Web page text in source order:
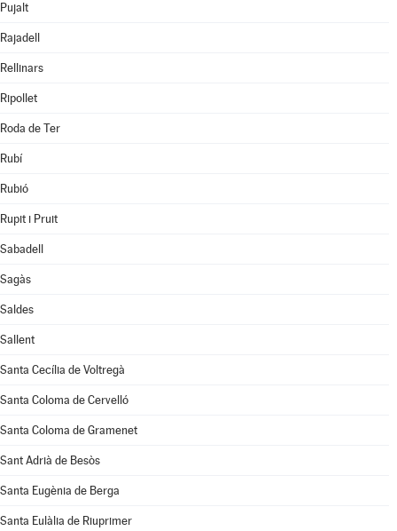
Pujalt
Rajadell
Rellinars
Ripollet
Roda de Ter
Rubí
Rubió
Rupit i Pruit
Sabadell
Sagàs
Saldes
Sallent
Santa Cecília de Voltregà
Santa Coloma de Cervelló
Santa Coloma de Gramenet
Sant Adrià de Besòs
Santa Eugènia de Berga
Santa Eulàlia de Riuprimer